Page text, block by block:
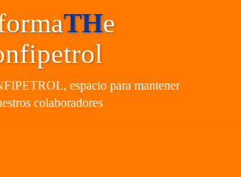
THe
espacio para mantener
colaboradores